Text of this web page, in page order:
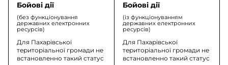
Бойові дії
(без функціонування
державних електронних
ресурсів)
Для Пахарівської
територіальної громади не
встановленно такий статус
Бойові дії
(із функціонуванням
державних електронних
ресурсів)
Для Пахарівської
територіальної громади не
встановленно такий статус